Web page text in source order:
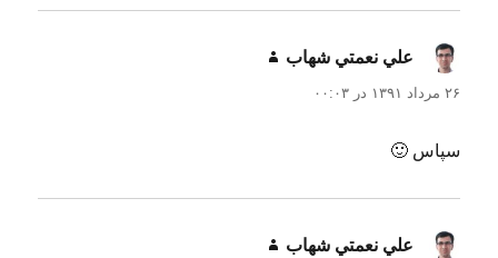
علي نعمتي شهاب
۲۶ مرداد ۱۳۹۱ در ۰۰:۰۳
سپاس 🙂
علي نعمتي شهاب